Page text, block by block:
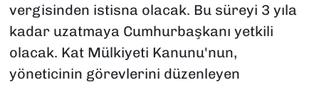
vergisinden istisna olacak. Bu süreyi 3 yıla
kadar uzatmaya Cumhurbaşkanı yetkili
olacak. Kat Mülkiyeti Kanunu'nun,
yöneticinin görevlerini düzenleyen